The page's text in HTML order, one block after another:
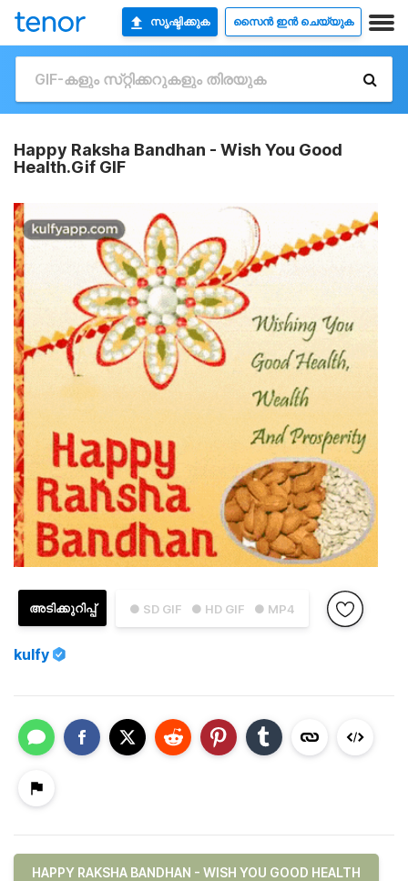
സൃഷ്ടിക്കുക സൈൻ ഇൻ ചെയ്യുക
Happy Raksha Bandhan - Wish You Good
Health.Gif GIF
● SD GIF ● HD GIF ● MP4
അടിക്കുറിപ്പ്
kulfy
HAPPY RAKSHA BANDHAN - WISH YOU GOOD HEALTH